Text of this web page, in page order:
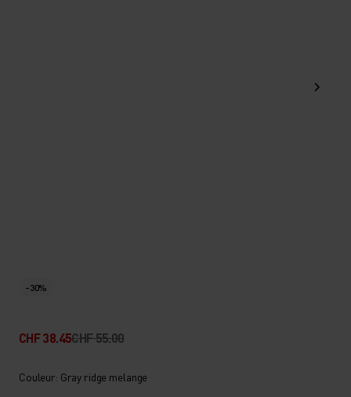
-30%
CHF 38.45CHF 55.00
Couleur: Gray ridge melange